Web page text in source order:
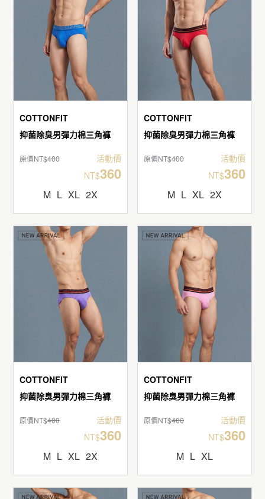
COTTONFIT
抑菌除臭男彈力棉三角褲
原價NT$400
活動價
NT$360
M L XL 2X
COTTONFIT
抑菌除臭男彈力棉三角褲
原價NT$400
活動價
NT$360
M L XL 2X
COTTONFIT
抑菌除臭男彈力棉三角褲
原價NT$400
活動價
NT$360
M L XL 2X
COTTONFIT
抑菌除臭男彈力棉三角褲
原價NT$400
活動價
NT$360
M L XL